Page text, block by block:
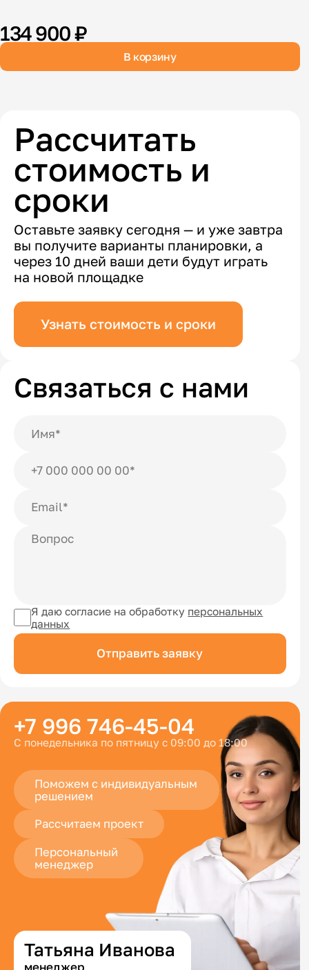
134 900 ₽
В корзину
Рассчитать
стоимость и
сроки
Оставьте заявку сегодня — и уже завтра
вы получите варианты планировки, а
через 10 дней ваши дети будут играть
на новой площадке
Узнать стоимость и сроки
Связаться с нами
Я даю согласие на обработку персональных
данных
Отправить заявку
+7 996 746-45-04
С понедельника по пятницу с 09:00 до 18:00
Поможем с индивидуальным
решением
Рассчитаем проект
Персональный
менеджер
Татьяна Иванова
менеджер